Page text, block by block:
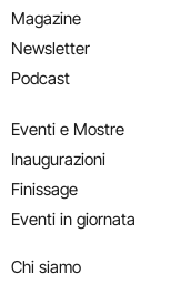
Magazine
Newsletter
Podcast
Eventi e Mostre
Inaugurazioni
Finissage
Eventi in giornata
Chi siamo